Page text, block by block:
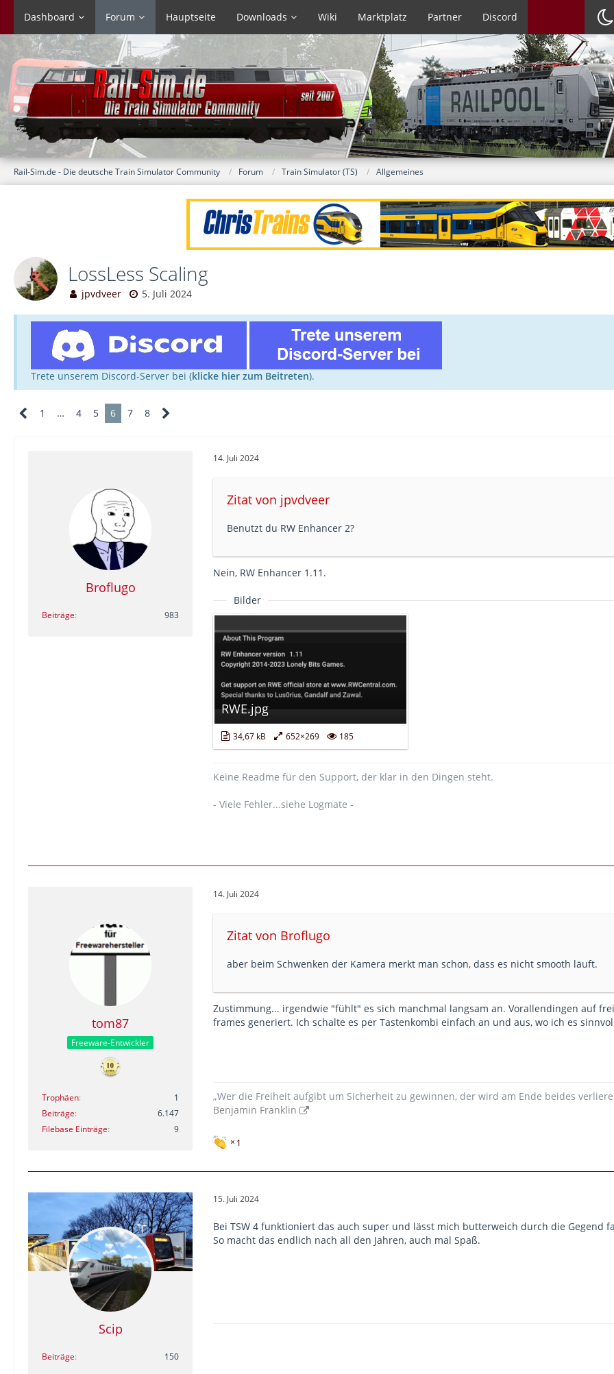
Dashboard Forum Hauptseite Downloads Wiki Marktplatz Partner Discord
Rail-Sim.de - Die deutsche Train Simulator Community Forum Train Simulator (TS) Allgemeines
LossLess Scaling
jpvdveer 5. Juli 2024
Trete unserem Discord-Server bei (klicke hier zum Beitreten).
1 … 4 5 6 7 8
Broflugo
Beiträge 983
14. Juli 2024
Zitat von jpvdveer
Benutzt du RW Enhancer 2?
Nein, RW Enhancer 1.11.
Bilder
RWE.jpg
34,67 kB 652×269 185
Keine Readme für den Support, der klar in den Dingen steht.
- Viele Fehler...siehe Logmate -
tom87
Freeware-Entwickler
Trophäen
1
Beiträge
6.147
Filebase Einträge
9
14. Juli 2024
Zitat von Broflugo
aber beim Schwenken der Kamera merkt man schon, dass es nicht smooth läuft.
Zustimmung... irgendwie "fühlt" es sich manchmal langsam an. Vorallendingen auf
frames generiert. Ich schalte es per Tastenkombi einfach an und aus, wo ich es
„Wer die Freiheit aufgibt um Sicherheit zu gewinnen, der wird am Ende beides
Benjamin Franklin
1
Scip
Beiträge 150
15. Juli 2024
Bei TSW 4 funktioniert das auch super und lässt mich butterweich durch die Gegend
So macht das endlich nach all den Jahren, auch mal Spaß.